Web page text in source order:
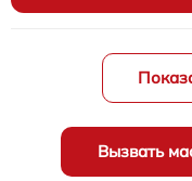
Вызвать